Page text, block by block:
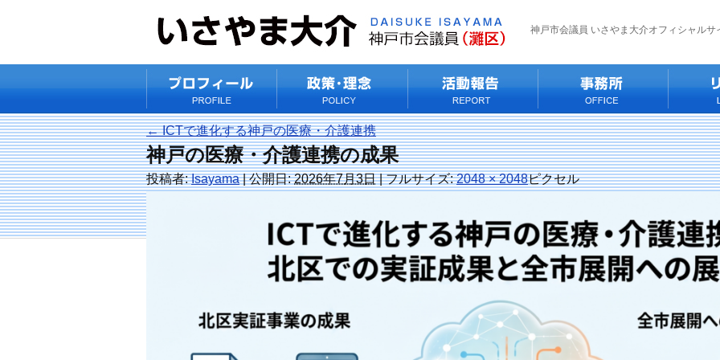
神戸市会議員 いさやま大介オフィシャルサ
←ICTで進化する神戸の医療・介護連携
神戸の医療・介護連携の成果
投稿者: Isayama | 公開日: 2026年7月3日 |フルサイズ:2048 × 2048ピクセル